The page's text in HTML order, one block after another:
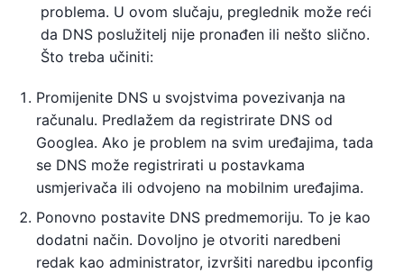
problema. U ovom slučaju, preglednik može reći
da DNS poslužitelj nije pronađen ili nešto slično.
Što treba učiniti:
Promijenite DNS u svojstvima povezivanja na
računalu. Predlažem da registrirate DNS od
Googlea. Ako je problem na svim uređajima, tada
se DNS može registrirati u postavkama
usmjerivača ili odvojeno na mobilnim uređajima.
Ponovno postavite DNS predmemoriju. To je kao
dodatni način. Dovoljno je otvoriti naredbeni
redak kao administrator, izvršiti naredbu ipconfig